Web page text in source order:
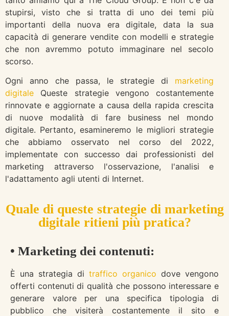
stupirsi, visto che si tratta di uno dei temi più
importanti della nuova era digitale, data la sua
capacità di generare vendite con modelli e strategie
che non avremmo potuto immaginare nel secolo
scorso.
Ogni anno che passa, le strategie di marketing
digitale Queste strategie vengono costantemente
rinnovate e aggiornate a causa della rapida crescita
di nuove modalità di fare business nel mondo
digitale. Pertanto, esamineremo le migliori strategie
che abbiamo osservato nel corso del 2022,
implementate con successo dai professionisti del
marketing attraverso l'osservazione, l'analisi e
l'adattamento agli utenti di Internet.
Quale di queste strategie di marketing
digitale ritieni più pratica?
• Marketing dei contenuti:
È una strategia di traffico organico dove vengono
offerti contenuti di qualità che possono interessare e
generare valore per una specifica tipologia di
pubblico che visiterà costantemente il sito e